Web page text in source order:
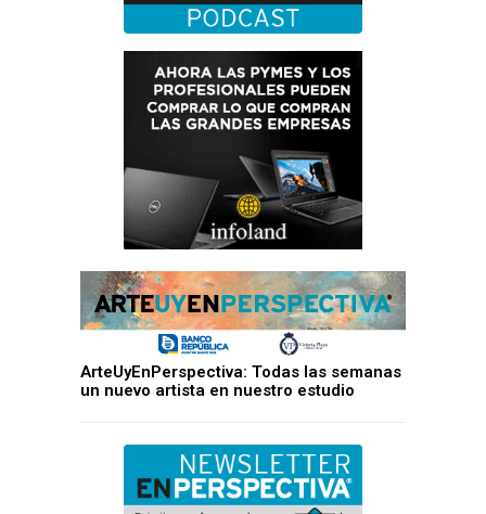
ArteUyEnPerspectiva: Todas las semanas
un nuevo artista en nuestro estudio